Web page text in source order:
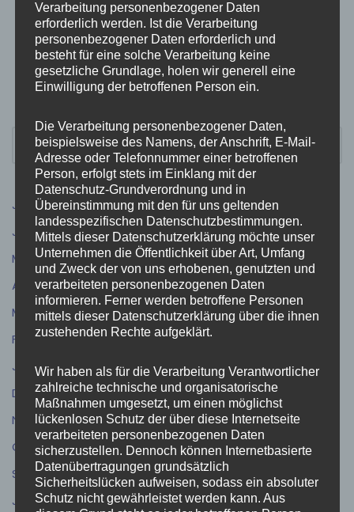
Juli 2026(9)
Juni 2026(5)
Mai 2026(4)
April 2026(5)
März 2026(3)
Februar 2026(4)
Januar 2026(1)
Dezember 2025(5)
November 2025 (11)
Oktober 2025(6)
September 2025(7)
Juli 2025(6)
Verarbeitung personenbezogener Daten
erforderlich werden. Ist die Verarbeitung
personenbezogener Daten erforderlich und
besteht für eine solche Verarbeitung keine
gesetzliche Grundlage, holen wir generell eine
Einwilligung der betroffenen Person ein.
Die Verarbeitung personenbezogener Daten,
beispielsweise des Namens, der Anschrift, E-Mail-
Adresse oder Telefonnummer einer betroffenen
Person, erfolgt stets im Einklang mit der
Datenschutz-Grundverordnung und in
Übereinstimmung mit den für uns geltenden
landesspezifischen Datenschutzbestimmungen.
Mittels dieser Datenschutzerklärung möchte unser
Unternehmen die Öffentlichkeit über Art, Umfang
und Zweck der von uns erhobenen, genutzten und
verarbeiteten personenbezogenen Daten
informieren. Ferner werden betroffene Personen
mittels dieser Datenschutzerklärung über die ihnen
zustehenden Rechte aufgeklärt.
Wir haben als für die Verarbeitung Verantwortlicher
zahlreiche technische und organisatorische
Maßnahmen umgesetzt, um einen möglichst
lückenlosen Schutz der über diese Internetseite
verarbeiteten personenbezogenen Daten
sicherzustellen. Dennoch können Internetbasierte
Datenübertragungen grundsätzlich
Sicherheitslücken aufweisen, sodass ein absoluter
Schutz nicht gewährleistet werden kann. Aus